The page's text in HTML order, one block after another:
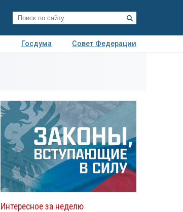
Госдума
Совет Федерации
Интересное за неделю